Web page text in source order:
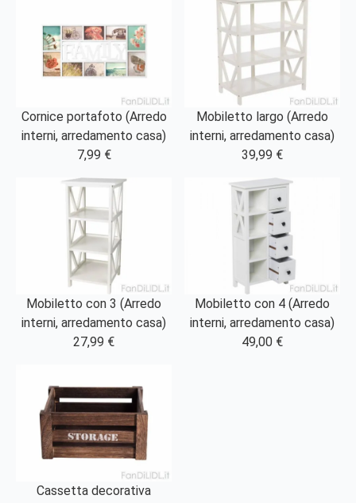
Cornice portafoto (Arredo
interni, arredamento casa)
7,99 €
Mobiletto largo (Arredo
interni, arredamento casa)
39,99 €
Mobiletto con 3 (Arredo
interni, arredamento casa)
27,99 €
Mobiletto con 4 (Arredo
interni, arredamento casa)
49,00 €
Cassetta decorativa